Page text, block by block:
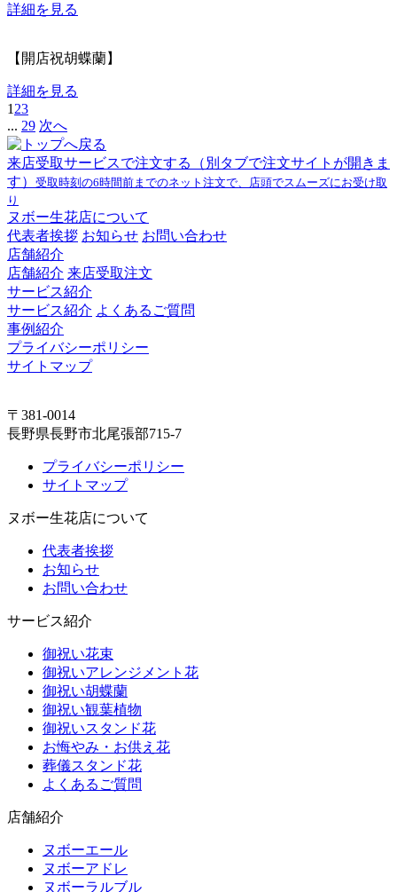
詳細を見る
【開店祝胡蝶蘭】
詳細を見る
1 23
... 29 次へ
来店受取サービスで注文する
（別タブで注文サイトが開きま
す） 受取時刻の6時間前までのネット注文で、店頭でスムーズにお受け取
り
ヌボー生花店について
代表者挨拶 お知らせ お問い合わせ
店舗紹介
店舗紹介 来店受取注文
サービス紹介
サービス紹介 よくあるご質問
事例紹介
プライバシーポリシー
サイトマップ
〒381-0014
長野県長野市北尾張部715-7
プライバシーポリシー
サイトマップ
ヌボー生花店について
代表者挨拶
お知らせ
お問い合わせ
サービス紹介
御祝い花束
御祝いアレンジメント花
御祝い胡蝶蘭
御祝い観葉植物
御祝いスタンド花
お悔やみ・お供え花
葬儀スタンド花
よくあるご質問
店舗紹介
ヌボーエール
ヌボーアドレ
ヌボーラルブル